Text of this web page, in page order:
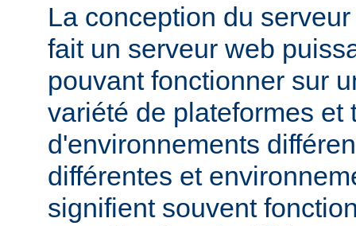
La conception du
fait un serveur web
pouvant fonctionner sur
variété de plateformes et
d'environnements
différentes et
signifient souvent